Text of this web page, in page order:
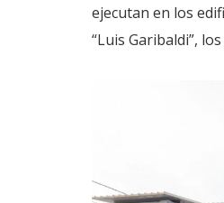
ejecutan en los
“Luis Garibaldi”,